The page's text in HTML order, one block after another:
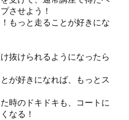
させよう！
もっと走ることが好きにな
抜けられるようになったら
が好きになれば、もっとス
時のドキドキも、コートに
なる！